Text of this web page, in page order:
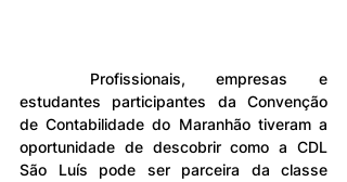
estudantes participantes da Convenção
de Contabilidade do Maranhão tiveram a
oportunidade de descobrir como a CDL
São Luís pode ser parceira da classe